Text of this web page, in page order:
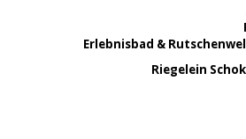
Erlebnisbad &
Riegelein